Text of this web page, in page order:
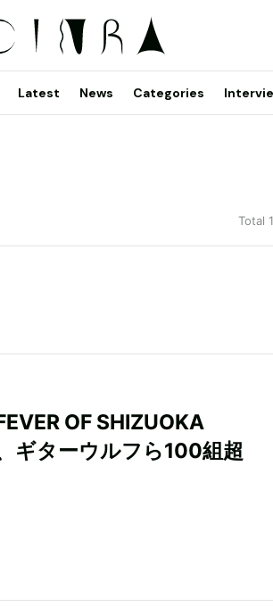
Latest News Categories
Total
OF SHIZUOKA
ギターウルフら100組超